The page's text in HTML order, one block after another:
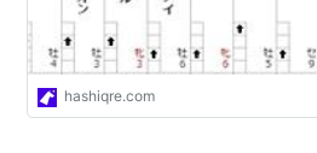
hashiqre.com